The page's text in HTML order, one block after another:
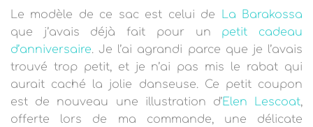
Le modèle de ce sac est celui de
La Barakossa
que j’avais déjà fait pour un petit cadeau
d’anniversaire. Je l’ai agrandi parce que je l’avais
trouvé trop petit, et je n’ai pas mis le rabat qui
aurait caché la jolie danseuse. Ce petit coupon
est de nouveau une illustration d’Elen Lescoat,
offerte lors de ma commande, une délicate